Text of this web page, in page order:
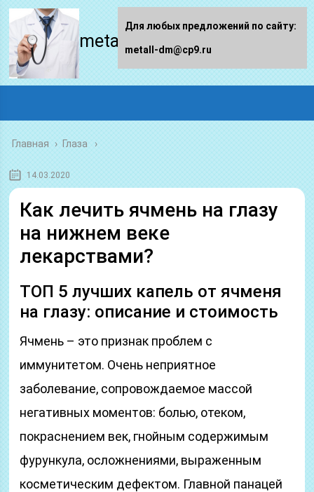
metall-dm.ru
Главная › Глаза
14.03.2020
Как лечить ячмень на глазу
на нижнем веке
лекарствами?
ТОП 5 лучших капель от ячменя
на глазу: описание и стоимость
Ячмень – это признак проблем с
иммунитетом. Очень неприятное
заболевание, сопровождаемое массой
негативных моментов: болью, отеком,
покраснением век, гнойным содержимым
фурункула, осложнениями, выраженным
косметическим дефектом. Главной панацей
Для любых предложений по сайту:
metall-dm@cp9.ru